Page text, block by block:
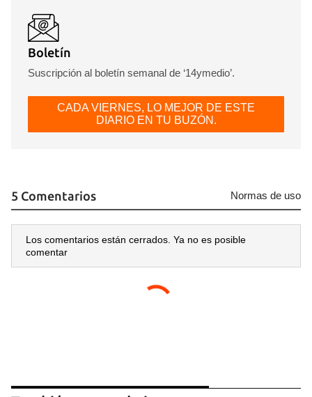
Boletín
Suscripción al boletín semanal de ‘14ymedio’.
CADA VIERNES, LO MEJOR DE ESTE
DIARIO EN TU BUZÓN.
5 Comentarios Normas de uso
Los comentarios están cerrados. Ya no es posible
comentar